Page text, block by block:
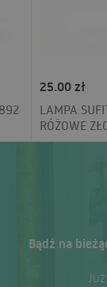
25.00 zł
LAMPA
RÓŻOWE
Bądź na